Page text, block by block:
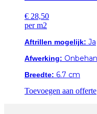
€ 28,50
per m2
Aftrillen mogelijk: Ja
Afwerking:
Breedte: 6.7 cm
Toevoegen aan offerte